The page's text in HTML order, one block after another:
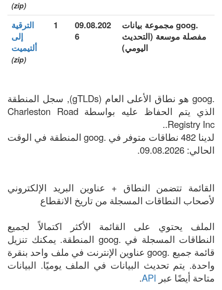
(zip)
.goog مجموعة بيانات
مفصلة موسعة (التحديث
اليومي)
09.08.202
6
1
الترقية
إلى
ألتيميت
(zip)
.goog هو نطاق الأعلى العام (gTLDs), سجل المنطقة
الذي يتم الحفاظ عليه بواسطة Charleston Road
Registry Inc..
لدينا 482 نطاقات متوفر في .goog المنطقة في الوقت
الحالي: 09.08.2026.
القائمة تتضمن النطاق + عناوين البريد الإلكتروني
لأصحاب النطاقات المسجلة من تاريخ الانقطاع
الملف يحتوي على القائمة الأكثر اكتمالاً لجميع
النطاقات المسجلة في .goog المنطقة. يمكنك تنزيل
قائمة جميع .goog عناوين الإنترنت في ملف واحد بنقرة
واحدة. يتم تحديث البيانات في الملف يوميًا. البيانات
متاحة أيضًا عبر API
.